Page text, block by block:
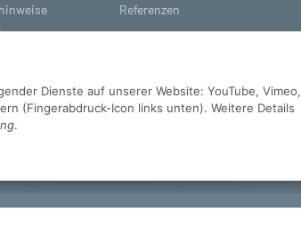
Dienste auf unserer Website: YouTube, Vimeo,
(Fingerabdruck-Icon links unten). Weitere Details
.
Referenzen